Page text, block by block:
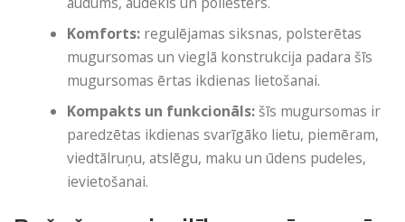
Komforts: regulējamas siksnas, polsterētas
mugursomas un vieglā konstrukcija padara šīs
mugursomas ērtas ikdienas lietošanai.
Kompakts un funkcionāls: šīs mugursomas ir
paredzētas ikdienas svarīgāko lietu, piemēram,
viedtālruņu, atslēgu, maku un ūdens pudeles,
ievietošanai.